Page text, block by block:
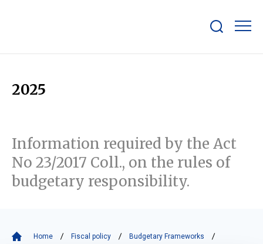
bar
2025
Information required by the Act
No 23/2017 Coll., on the rules of
budgetary responsibility.
Home Fiscal policy
Budgetary Frameworks